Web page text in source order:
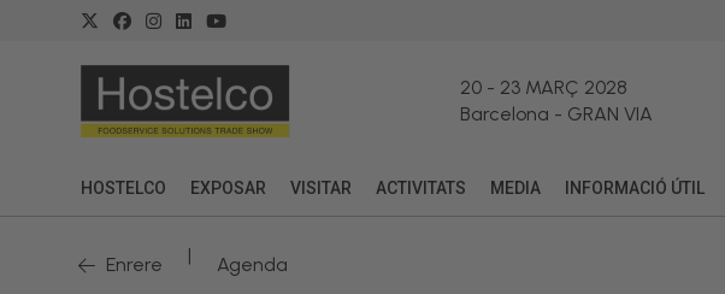
20- 23 MARÇ 2028
Barcelona - GRAN VIA
HOSTELCO EXPOSAR VISITAR ACTIVITATS MEDIA INFORMACIÓ ÚTIL
Enrere | Agenda